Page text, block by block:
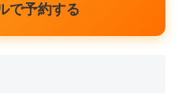
で予約する